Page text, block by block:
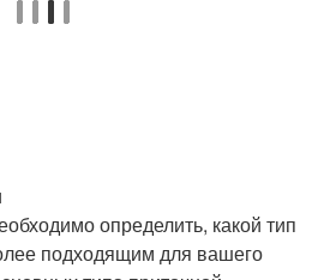
определить, какой тип
подходящим для вашего